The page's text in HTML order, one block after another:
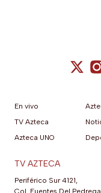
En vivo
TV Azteca
Azteca UNO
TV AZTECA
Periférico Sur 4121,
Col. Fuentes Del